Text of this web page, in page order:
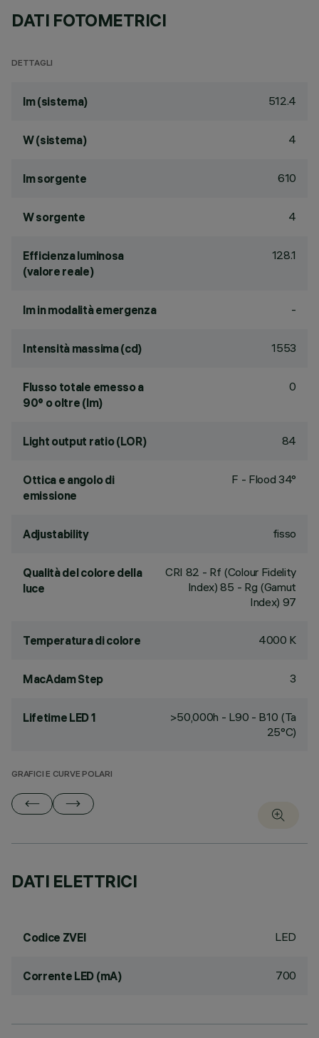
DATI FOTOMETRICI
DETTAGLI
lm (sistema) 512.4
W (sistema) 4
lm sorgente 610
W sorgente 4
Efficienza luminosa
(valore reale)
128.1
lm in modalità emergenza -
Intensità massima (cd) 1553
Flusso totale emesso a
90° o oltre (lm)
0
Light output ratio (LOR) 84
Ottica e angolo di
emissione
F - Flood 34°
Adjustability fisso
Qualità del colore della
luce
CRI 82 - Rf (Colour Fidelity
Index) 85 - Rg (Gamut
Index) 97
Temperatura di colore 4000 K
MacAdam Step 3
Lifetime LED 1
>50,000h - L90 - B10 (Ta
25°C)
GRAFICI E CURVE POLARI
DATI ELETTRICI
Codice ZVEI LED
Corrente LED (mA) 700